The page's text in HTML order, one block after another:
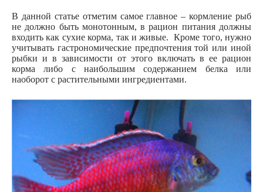
В данной статье отметим самое главное – кормление рыб
не должно быть монотонным, в рацион питания должны
входить как сухие корма, так и живые. Кроме того, нужно
учитывать гастрономические предпочтения той или иной
рыбки и в зависимости от этого включать в ее рацион
корма либо с наибольшим содержанием белка или
наоборот с растительными ингредиентами.